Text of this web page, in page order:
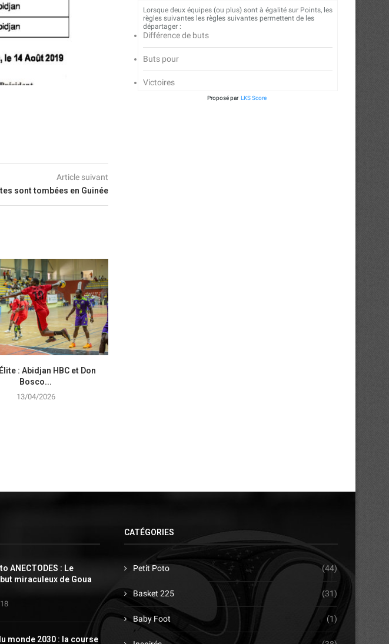
Article suivant
sont tombées en Guinée
: Abidjan HBC et Don
Bosco...
13/04/2026
Lorsque deux équipes (ou plus) sont à égalité sur Points, les
règles suivantes les règles suivantes permettent de les
départager :
Différence de buts
Buts pour
Victoires
Proposé par LKS Score
ANECTODES : Le
miraculeux de Goua
monde 2030 : la course
CATÉGORIES
Petit Poto (44)
Basket 225 (31)
Baby Foot (1)